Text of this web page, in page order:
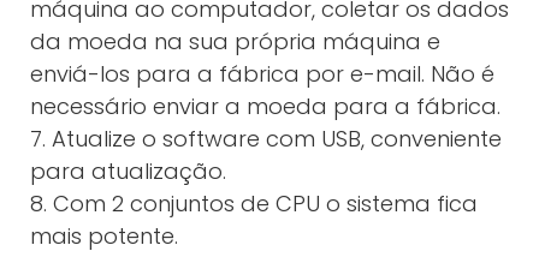
máquina ao computador, coletar os dados
da moeda na sua própria máquina e
enviá-los para a fábrica por e-mail. Não é
necessário enviar a moeda para a fábrica.
7. Atualize o software com USB, conveniente
para atualização.
8. Com 2 conjuntos de CPU o sistema fica
mais potente.